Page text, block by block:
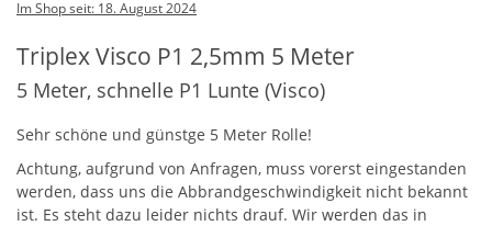
Im Shop seit: 18. August 2024
Triplex Visco P1 2,5mm 5 Meter
5 Meter, schnelle P1 Lunte (Visco)
Sehr schöne und günstge 5 Meter Rolle!
Achtung, aufgrund von Anfragen, muss vorerst eingestanden
werden, dass uns die Abbrandgeschwindigkeit nicht bekannt
ist. Es steht dazu leider nichts drauf. Wir werden das in